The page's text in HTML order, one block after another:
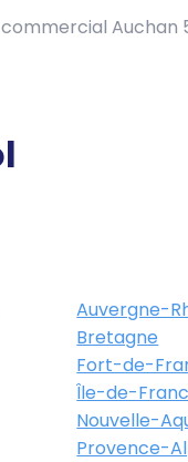
Auchan
Itinéraire
Nancy -
Vandœuvre-Lès-
Auvergne-
Bretagne
Fort-de-
Île-de-
Nouvelle-
Provence-